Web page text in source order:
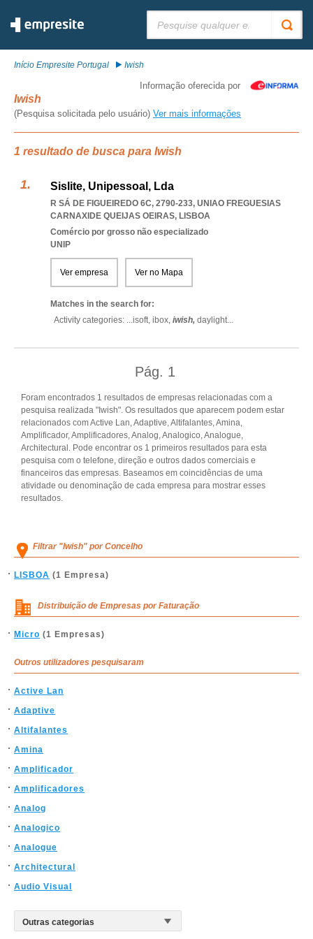
Início Empresite Portugal Iwish
Informação oferecida por
Iwish
(Pesquisa solicitada pelo usuário) Ver mais informações
1 resultado de busca para Iwish
Sislite, Unipessoal, Lda
R SÁ DE FIGUEIREDO 6C, 2790-233, UNIAO FREGUESIAS
CARNAXIDE QUEIJAS OEIRAS, LISBOA
Comércio por grosso não especializado
UNIP
Ver empresa Ver no Mapa
Matches in the search for:
Activity categories: ...isoft, ibox, iwish, daylight...
Pág. 1
Foram encontrados 1 resultados de empresas relacionadas com a
pesquisa realizada "Iwish". Os resultados que aparecem podem estar
relacionados com Active Lan, Adaptive, Altifalantes, Amina,
Amplificador, Amplificadores, Analog, Analogico, Analogue,
Architectural. Pode encontrar os 1 primeiros resultados para esta
pesquisa com o telefone, direção e outros dados comerciais e
financeiros das empresas. Baseamos em coincidências de uma
atividade ou denominação de cada empresa para mostrar esses
resultados.
Filtrar "Iwish" por Concelho
LISBOA (1 Empresa)
Distribuição de Empresas por Faturação
Micro (1 Empresas)
Outros utilizadores pesquisaram
Active Lan
Adaptive
Altifalantes
Amina
Amplificador
Amplificadores
Analog
Analogico
Analogue
Architectural
Audio Visual